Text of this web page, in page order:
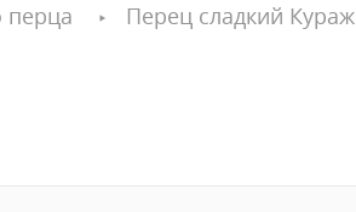
перца Перец сладкий Кураж